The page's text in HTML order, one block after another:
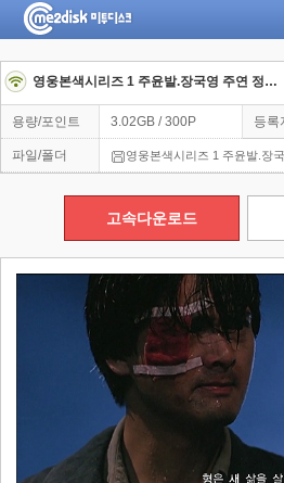
영웅본색시리즈 1 주윤발.장국영 주연 정식자막 1987
용량/포인트 3.02GB / 300P 등록
파일/폴더 영웅본색시리즈 1 주윤발.장
고속다운로드